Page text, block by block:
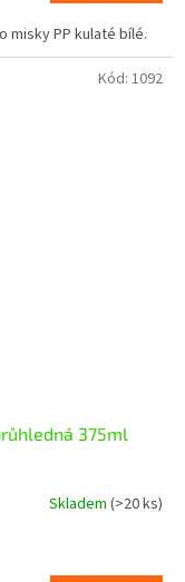
misky PP kulaté bílé.
375ml
Skladem (>20 ks)
Kód: 1092